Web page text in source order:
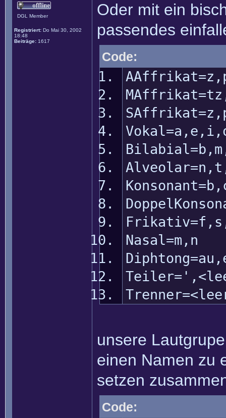
DGL Member
Registriert: Do Mai 30, 2002
18:48
Beiträge: 1617
Oder mit ein
passendes
Code:
Nasal=m,n
unsere
einen Namen zu
setzen
Code: